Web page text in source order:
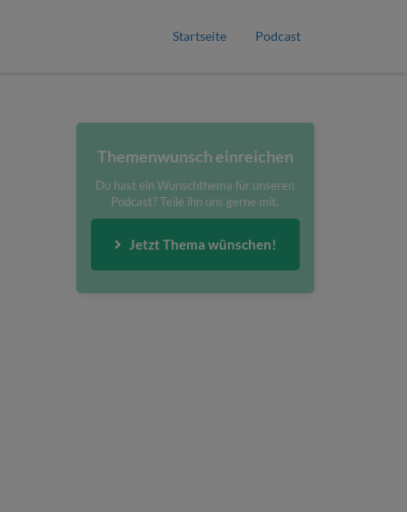
Startseite Podcast
Themenwunsch einreichen
Du hast ein Wunschthema für unseren
Podcast? Teile ihn uns gerne mit.
Jetzt Thema wünschen!